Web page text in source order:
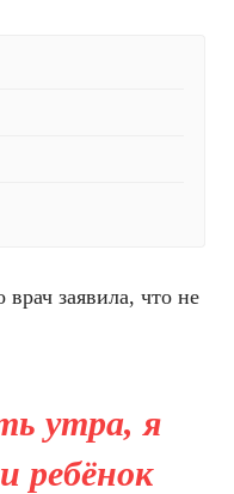
заявила, что не
утра, я
ребёнок